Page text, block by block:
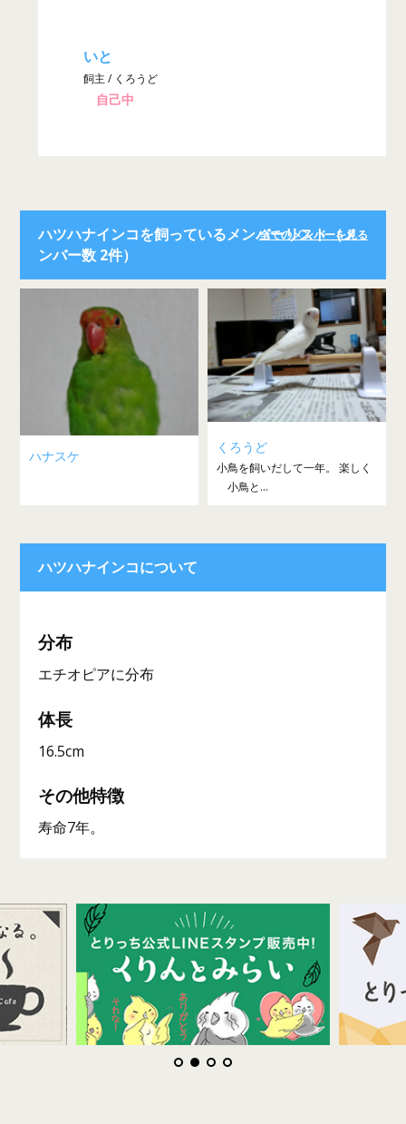
いと
飼主 / くろうど
自己中
ハツハナインコを飼っているメンバーリスト（メ
ンバー数 2件）
全てのメンバーを見る
ハナスケ
くろうど
小鳥を飼いだして一年。 楽しく
小鳥と...
ハツハナインコについて
分布
エチオピアに分布
体長
16.5cm
その他特徴
寿命7年。